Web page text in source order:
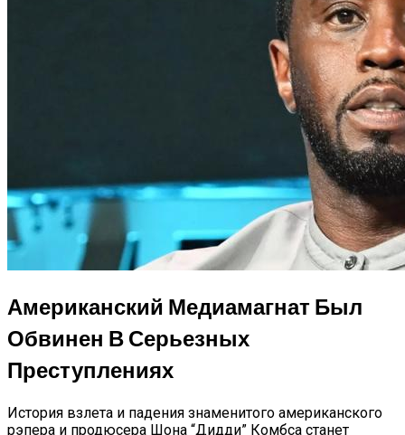
Американский Медиамагнат Был
Обвинен В Серьезных
Преступлениях
История взлета и падения знаменитого американского
рэпера и продюсера Шона “Дидди” Комбса станет